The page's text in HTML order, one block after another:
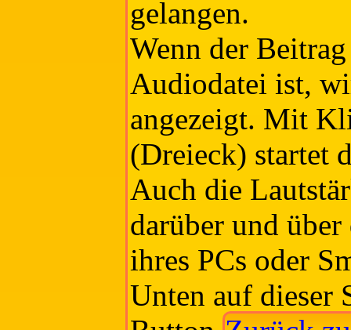
gelangen.
Wenn der
Audiodatei ist,
angezeigt. Mit
(Dreieck) startet
Auch die
darüber und
ihres PCs oder
Unten auf dieser